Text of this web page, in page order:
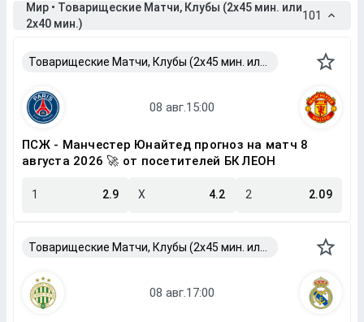
Мир • Товарищеские Матчи, Клубы (2x45 мин. или
2x40 мин.)
101
ПСЖ - Манчестер Юнайтед прогноз на матч 8
августа 2026 🚀 от посетителей БК ЛЕОН
1 2.9 X 4.2 2 2.09